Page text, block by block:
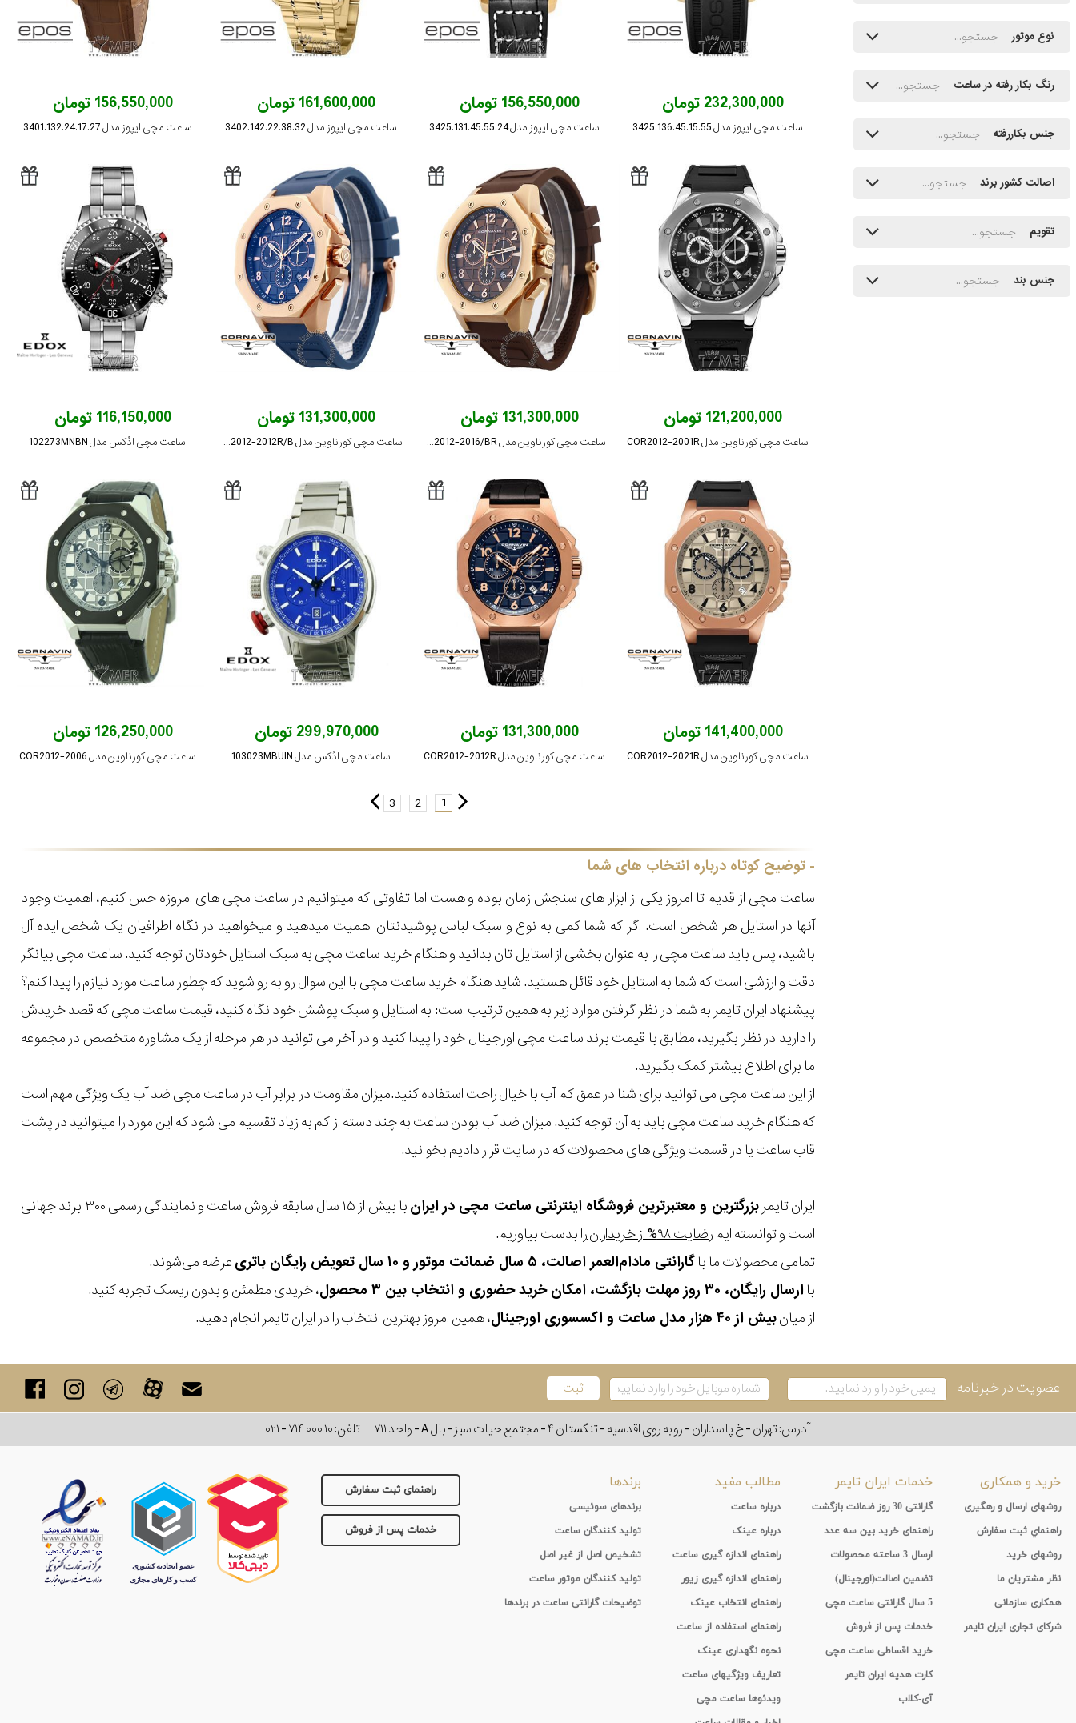
232,300,000 تومان
ساعت مچی ایپوز مدل 3425.136.45.15.55
156,550,000 تومان
ساعت مچی ایپوز مدل 3425.131.45.55.24
161,600,000 تومان
ساعت مچی ایپوز مدل 3402.142.22.38.32
156,550,000 تومان
ساعت مچی ایپوز مدل 3401.132.24.17.27
121,200,000 تومان
ساعت مچی کورناوین مدل COR2012-2001R
131,300,000 تومان
ساعت مچی کورناوین مدل COR2012-2016/BR
131,300,000 تومان
ساعت مچی کورناوین مدل COR2012-2012R/B
116,150,000 تومان
ساعت مچی ادُکس مدل 102273MNBN
141,400,000 تومان
ساعت مچی کورناوین مدل COR2012-2021R
131,300,000 تومان
ساعت مچی کورناوین مدل COR2012-2012R
299,970,000 تومان
ساعت مچی ادُکس مدل 103023MBUIN
126,250,000 تومان
ساعت مچی کورناوین مدل COR2012-2006
1
2
3
توضیح کوتاه درباره انتخاب های شما
ساعت مچی از قدیم تا امروز یکی از ابزار های سنجش زمان بوده و هست اما تفاوتی که میتوانیم در ساعت مچی های امروزه حس کنیم، اهمیت وجود
آنها در استایل هر شخص است. اگر که شما کمی به نوع و سبک لباس پوشیدنتان اهمیت میدهید و میخواهید در نگاه اطرافیان یک شخص ایده آل
باشید، پس باید ساعت مچی را به عنوان بخشی از استایل تان بدانید و هنگام خرید ساعت مچی به سبک استایل خودتان توجه کنید. ساعت مچی بیانگر
دقت و ارزشی است که شما به استایل خود قائل هستید. شاید هنگام خرید ساعت مچی با این سوال رو به رو شوید که چطور ساعت مورد نیازم را پیدا کنم؟
پیشنهاد ایران تایمر به شما در نظر گرفتن موارد زیر به همین ترتیب است: به استایل و سبک پوشش خود نگاه کنید، قیمت ساعت مچی که قصد خریدش
را دارید در نظر بگیرید، مطابق با قیمت برند ساعت مچی اورجینال خود را پیدا کنید و در آخر می توانید در هر مرحله از یک مشاوره متخصص در مجموعه
ما برای اطلاع بیشتر کمک بگیرید.
از این ساعت مچی می توانید برای شنا در عمق کم آب با خیال راحت استفاده کنید.میزان مقاومت در برابر آب در ساعت مچی ضد آب یک ویژگی مهم است
که هنگام خرید ساعت مچی باید به آن توجه کنید. میزان ضد آب بودن ساعت به چند دسته از کم به زیاد تقسیم می شود که این مورد را میتوانید در پشت
قاب ساعت یا در قسمت ویژگی های محصولات که در سایت قرار دادیم بخوانید.
ایران تایمربزرگترین و معتبرترین فروشگاه اینترنتی ساعت مچی در ایران
با بیش از ۱۵ سال سابقه فروش ساعت و نمایندگی رسمی ۳۰۰ برند جهانی
است و توانسته ایمرضایت ۹۸% از خریداران
را بدست بیاوریم.
تمامی محصولات ما باگارانتی مادام‌العمر اصالت، ۵ سال ضمانت موتور و ۱۰ سال تعویض رایگان باتری
عرضه می‌شوند.
باارسال رایگان، ۳۰ روز مهلت بازگشت، امکان خرید حضوری و انتخاب بین ۳ محصول
، خریدی مطمئن و بدون ریسک تجربه کنید.
از میانبیش از ۴۰ هزار مدل ساعت و اکسسوری اورجینال ، همین امروز بهترین انتخاب را در ایران تایمر انجام دهید.
نوع موتور
رنگ بکار رفته در ساعت
جنس بکاررفته
اصالت کشور برند
تقویم
جنس بند
عضویت در خبرنامه
آدرس: تهران - خ پاسداران - رو به روی اقدسیه - تنگستان ۴ - مجتمع حیات سبز - بال A - واحد ۷۱۱ تلفن:۰۲۱ - ۷۱۴ ۰۰۰ ۱۰
راهنمای ثبت سفارش
خدمات پس از فروش
خرید و همکاری
روشهای ارسال و رهگیری
راهنماي ثبت سفارش
روشهای خرید
نظر مشتریان ما
همکاری سازمانی
شرکای تجاری ایران تایمر
خدمات ایران تایمر
گارانتی 30 روز ضمانت بازگشت
راهنمای خرید بین سه عدد
ارسال 3 ساعته محصولات
تضمین اصالت(اورجینال)
5 سال گارانتی ساعت مچی
خدمات پس از فروش
خرید اقساطی ساعت مچی
کارت هدیه ایران تایمر
آی-کلاب
مطالب مفید
درباره ساعت
درباره عینک
راهنمای اندازه گیری ساعت
راهنمای اندازه گیری زیور
راهنمای انتخاب عینک
راهنمای استفاده از ساعت
نحوه نگهداری عینک
تعاریف ویژگیهای ساعت
ویدئوها ساعت مچی
برندها
برندهای سوئیسی
تولید کنندگان ساعت
تشخیص اصل از غیر اصل
تولید کنندگان موتور ساعت
توضیحات گارانتی ساعت در برندها